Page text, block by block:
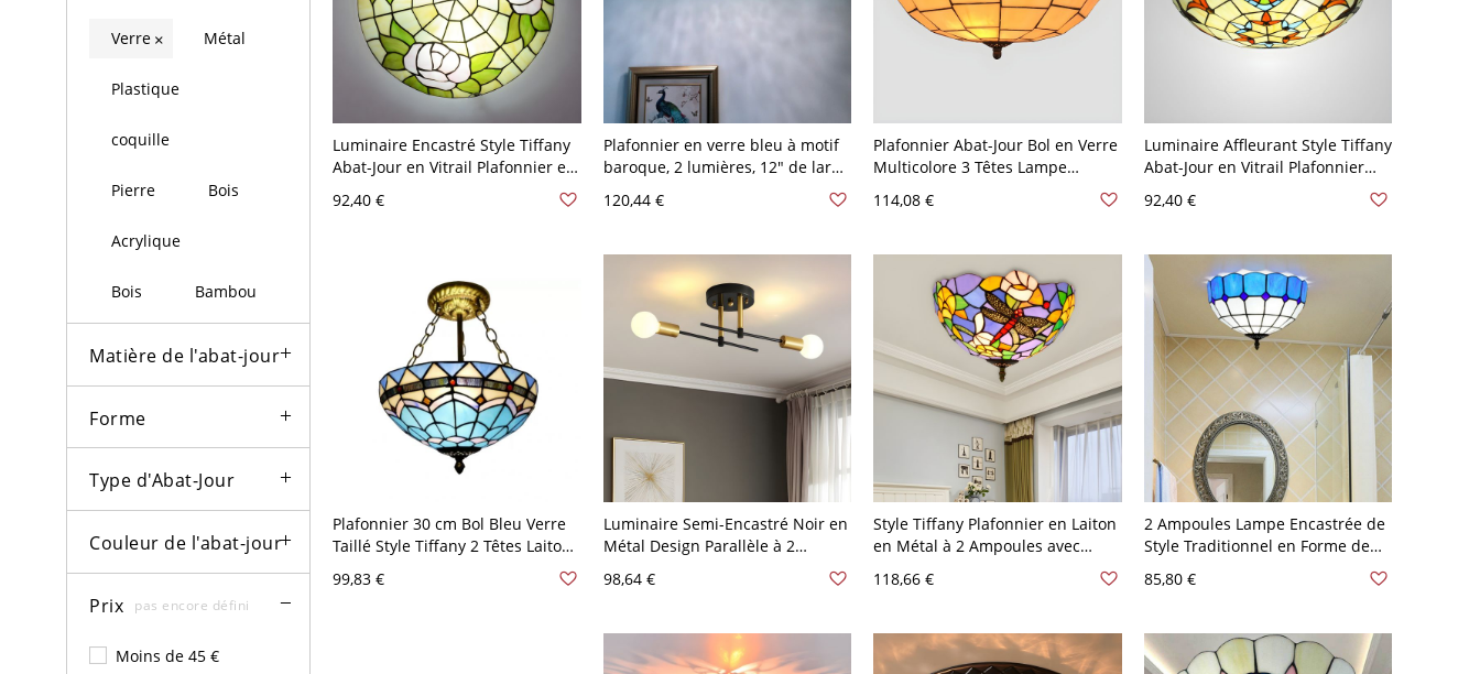
Verre × Métal
Plastique
coquille
Pierre Bois
Acrylique
Bois Bambou
Matière de l'abat-jour
Forme
Type d'Abat-Jour
Couleur de l'abat-jour
Prix pas encore défini
Moins de 45 €
Luminaire Encastré Style Tiffany
Abat-Jour en Vitrail Plafonnier en
Forme de Bol - Beige 110 V-120 V
30,48 cm
92,40 €
Plafonnier en verre bleu à motif
baroque, 2 lumières, 12" de large
120,44 €
Plafonnier Abat-Jour Bol en Verre
Multicolore 3 Têtes Lampe
110 V-120 V 30,48 cm
114,08 €
Luminaire Affleurant Style Tiffany
Abat-Jour en Vitrail Plafonnier
110 V-120 V 30,48 cm
92,40 €
Plafonnier 30 cm Bol Bleu Verre
Taillé Style Tiffany 2 Têtes Laiton
99,83 €
Luminaire Semi-Encastré Noir en
Métal Design Parallèle à 2
Plafonnier pour Chambre - Noir
98,64 €
Style Tiffany Plafonnier en Laiton
en Métal à 2 Ampoules avec
Abat-Jour de Bol en Vitrail Lampe
Encastrée avec Motif de Libellule
118,66 €
2 Ampoules Lampe Encastrée de
Style Traditionnel en Forme de
Plafonnier pour Chambre - Bleu
85,80 €